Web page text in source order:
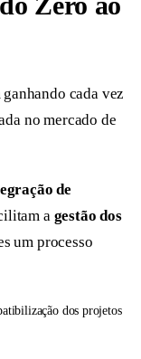
ganhando cada vez
no mercado de
de
a gestão dos
um processo
dos projetos